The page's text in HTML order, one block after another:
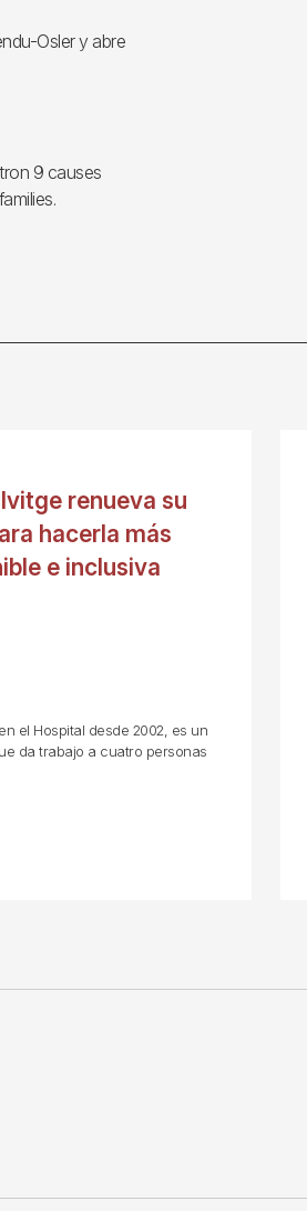
Osler y abre
9 causes
renueva su
hacerla más
e inclusiva
el Hospital desde 2002, es un
da trabajo a cuatro personas